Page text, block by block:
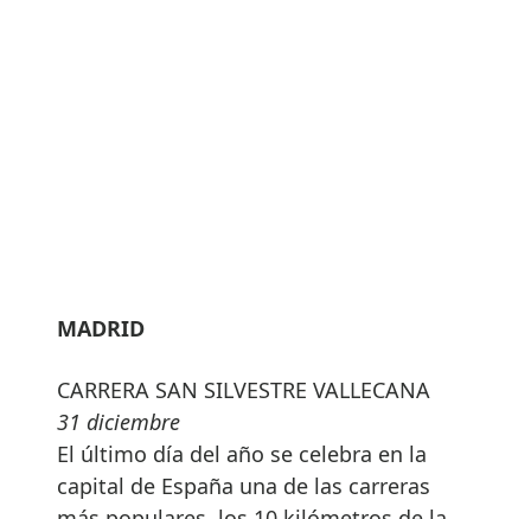
MADRID
CARRERA SAN SILVESTRE VALLECANA
31 diciembre
El último día del año se celebra en la
capital de España una de las carreras